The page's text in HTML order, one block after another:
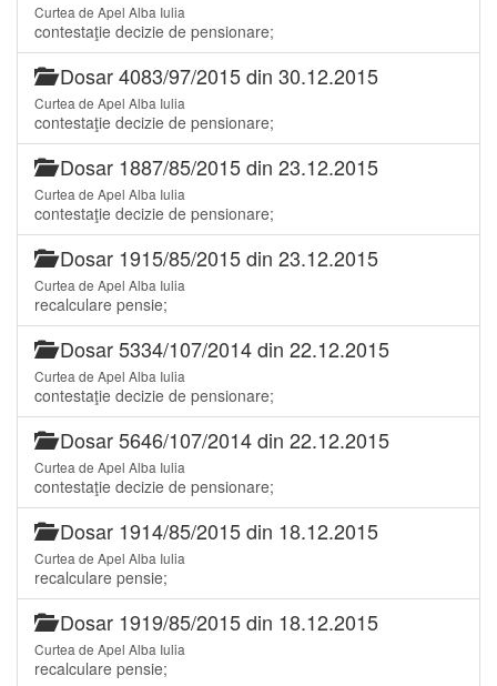
Curtea de Apel Alba Iulia
contestaţie decizie de pensionare;
Dosar 4083/97/2015 din 30.12.2015
Curtea de Apel Alba Iulia
contestaţie decizie de pensionare;
Dosar 1887/85/2015 din 23.12.2015
Curtea de Apel Alba Iulia
contestaţie decizie de pensionare;
Dosar 1915/85/2015 din 23.12.2015
Curtea de Apel Alba Iulia
recalculare pensie;
Dosar 5334/107/2014 din 22.12.2015
Curtea de Apel Alba Iulia
contestaţie decizie de pensionare;
Dosar 5646/107/2014 din 22.12.2015
Curtea de Apel Alba Iulia
contestaţie decizie de pensionare;
Dosar 1914/85/2015 din 18.12.2015
Curtea de Apel Alba Iulia
recalculare pensie;
Dosar 1919/85/2015 din 18.12.2015
Curtea de Apel Alba Iulia
recalculare pensie;